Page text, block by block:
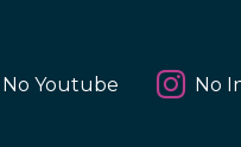
No Youtube No